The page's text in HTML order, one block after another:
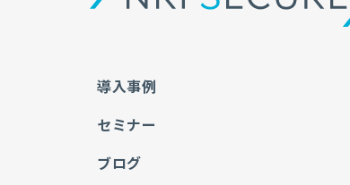
導入事例
セミナー
ブログ